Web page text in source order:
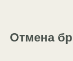
Отмена